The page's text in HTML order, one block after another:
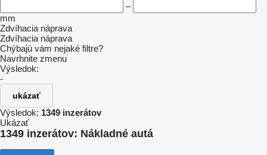
–
mm
Zdvíhacia náprava
Zdvíhacia náprava
Chýbajú vám nejaké filtre?
Navrhnite zmenu
Výsledok:
-
ukázať
Výsledok: 1349 inzerátov
Ukázať
1349 inzerátov: Nákladné autá